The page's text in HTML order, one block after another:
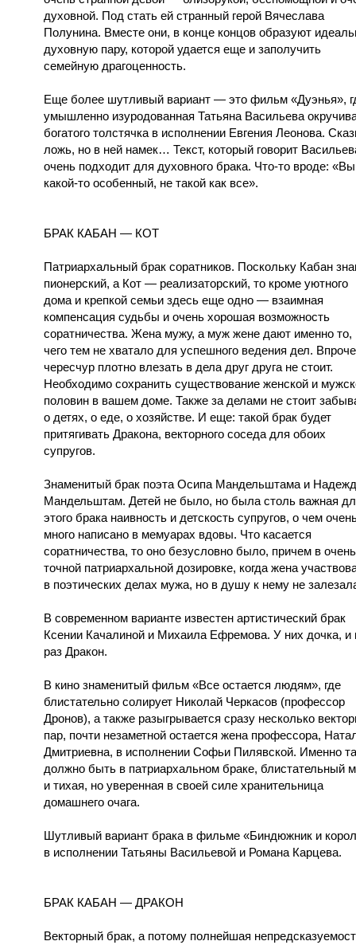
духовной. Под стать ей странный герой Вячеслава
Полунина. Вместе они, в конце концов образуют
духовную пару, которой удается еще и заполучить
семейную драгоценность.
Еще более шутливый вариант — это фильм «Дуэнья»,
умышленно изуродованная Татьяна Васильева
богатого толстячка в исполнении Евгения Леонова.
ложь, но в ней намек… Текст, который говорит
очень подходит для духовного брака. Что-то вроде: «Вы
какой-то особенный, не такой как все».
БРАК КАБАН — КОТ
Патриархальный брак соратников. Поскольку Кабан
пионерский, а Кот — реализаторский, то кроме уютного
дома и крепкой семьи здесь еще одно — взаимная
компенсация судьбы и очень хорошая возможность
соратничества. Жена мужу, а муж жене дают именно то,
чего тем не хватало для успешного ведения дел.
чересчур плотно влезать в дела друг друга не стоит.
Необходимо сохранить существование женской и
половин в вашем доме. Также за делами не стоит
о детях, о еде, о хозяйстве. И еще: такой брак будет
притягивать Дракона, векторного соседа для обоих
супругов.
Знаменитый брак поэта Осипа Мандельштама и
Мандельштам. Детей не было, но была столь важная
этого брака наивность и детскость супругов, о чем
много написано в мемуарах вдовы. Что касается
соратничества, то оно безусловно было, причем в очень
точной патриархальной дозировке, когда жена
в поэтических делах мужа, но в душу к нему не
В современном варианте известен артистический брак
Ксении Качалиной и Михаила Ефремова. У них дочка, и
раз Дракон.
В кино знаменитый фильм «Все остается людям», где
блистательно солирует Николай Черкасов (профессор
Дронов), а также разыгрывается сразу несколько
пар, почти незаметной остается жена профессора,
Дмитриевна, в исполнении Софьи Пилявской. Именно
должно быть в патриархальном браке, блистательный
и тихая, но уверенная в своей силе хранительница
домашнего очага.
Шутливый вариант брака в фильме «Биндюжник и
в исполнении Татьяны Васильевой и Романа Карцева.
БРАК КАБАН — ДРАКОН
Векторный брак, а потому полнейшая